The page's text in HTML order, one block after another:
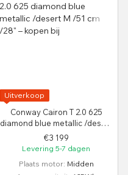
Uitverkoop
Conway Cairon T 2.0 625
diamond blue metallic /desert
M /51 cm /28"
€3 199
Levering 5-7 dagen
Plaats motor Midden